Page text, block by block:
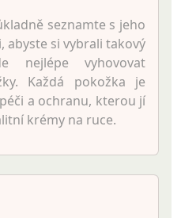
seznamte s jeho
abyste si vybrali takový
nejlépe vyhovovat
Každá pokožka je
a ochranu, kterou jí
krémy na ruce.